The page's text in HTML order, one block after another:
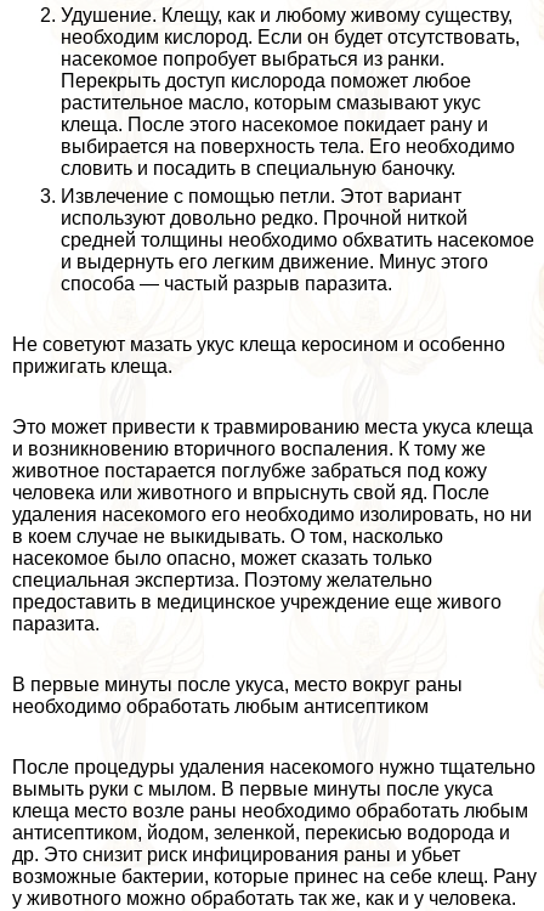
Удушение. Клещу, как и любому живому существу,
необходим кислород. Если он будет отсутствовать,
насекомое попробует выбраться из ранки.
Перекрыть доступ кислорода поможет любое
растительное масло, которым смазывают укус
клеща. После этого насекомое покидает рану и
выбирается на поверхность тела. Его необходимо
словить и посадить в специальную баночку.
Извлечение с помощью петли. Этот вариант
используют довольно редко. Прочной ниткой
средней толщины необходимо обхватить насекомое
и выдернуть его легким движение. Минус этого
способа — частый разрыв паразита.
Не советуют мазать укус клеща керосином и особенно
прижигать клеща.
Это может привести к травмированию места укуса клеща
и возникновению вторичного воспаления. К тому же
животное постарается поглубже забраться под кожу
человека или животного и впрыснуть свой яд. После
удаления насекомого его необходимо изолировать, но ни
в коем случае не выкидывать. О том, насколько
насекомое было опасно, может сказать только
специальная экспертиза. Поэтому желательно
предоставить в медицинское учреждение еще живого
паразита.
В первые минуты после укуса, место вокруг раны
необходимо обработать любым антисептиком
После процедуры удаления насекомого нужно тщательно
вымыть руки с мылом. В первые минуты после укуса
клеща место возле раны необходимо обработать любым
антисептиком, йодом, зеленкой, перекисью водорода и
др. Это снизит риск инфицирования раны и убьет
возможные бактерии, которые принес на себе клещ. Рану
у животного можно обработать так же, как и у человека.